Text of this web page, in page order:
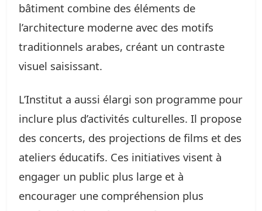
bâtiment combine des éléments de
l’architecture moderne avec des motifs
traditionnels arabes, créant un contraste
visuel saisissant.
L’Institut a aussi élargi son programme pour
inclure plus d’activités culturelles. Il propose
des concerts, des projections de films et des
ateliers éducatifs. Ces initiatives visent à
engager un public plus large et à
encourager une compréhension plus